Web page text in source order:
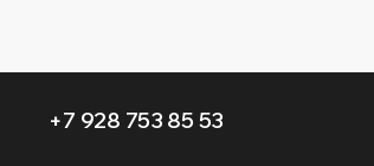
+7 928 753 85 53